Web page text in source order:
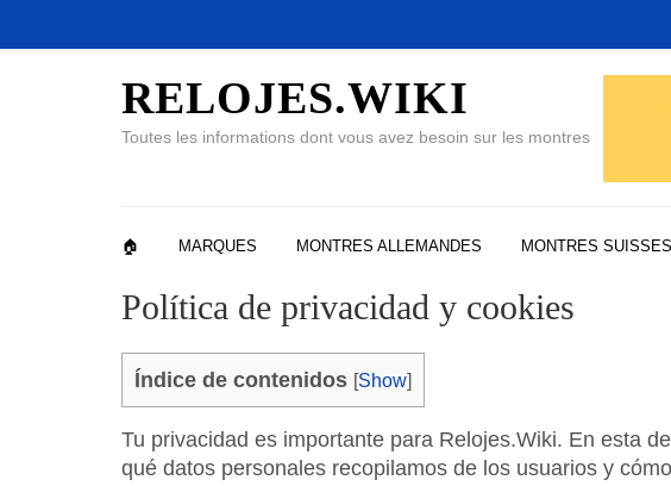
RELOJES.WIKI
Toutes les informations dont vous avez besoin sur les montres
🏠 MARQUES MONTRES ALLEMANDES MONTRES SUISSES
Política de privacidad y cookies
Índice de contenidos [Show]
Tu privacidad es importante para Relojes.Wiki. En esta
qué datos personales recopilamos de los usuarios y